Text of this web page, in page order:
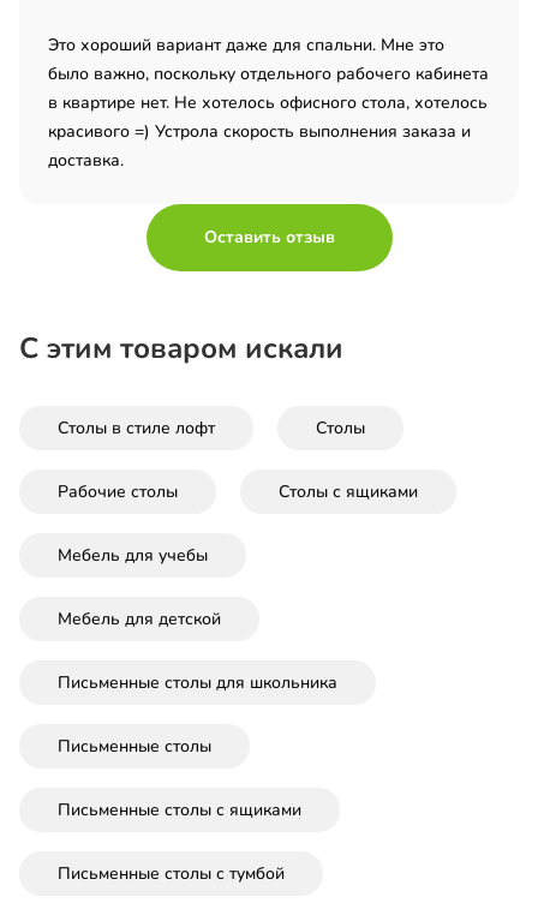
Это хороший вариант даже для спальни. Мне это
было важно, поскольку отдельного рабочего кабинета
в квартире нет. Не хотелось офисного стола, хотелось
красивого =) Устрола скорость выполнения заказа и
доставка.
Оставить отзыв
С этим товаром искали
Столы в стиле лофт Столы
Рабочие столы Столы с ящиками
Мебель для учебы
Мебель для детской
Письменные столы для школьника
Письменные столы
Письменные столы с ящиками
Письменные столы с тумбой